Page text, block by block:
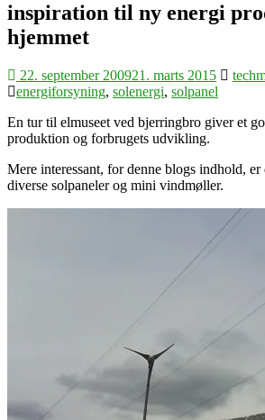
inspiration til ny energi
hjemmet
22. september 200921. marts 2015
energiforsyning, solenergi, solpanel
En tur til elmuseet ved bjerringbro giver et
produktion og forbrugets udvikling.
Mere interessant, for denne blogs indhold,
diverse solpaneler og mini vindmøller.